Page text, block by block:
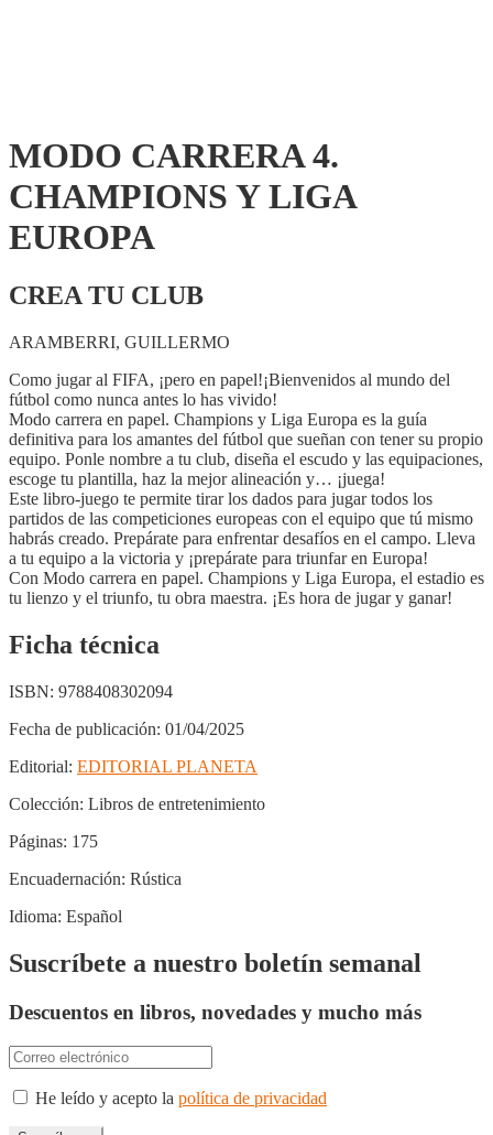
MODO CARRERA 4.
CHAMPIONS Y LIGA
EUROPA
CREA TU CLUB
ARAMBERRI, GUILLERMO
Como jugar al FIFA, ¡pero en papel!¡Bienvenidos al mundo del
fútbol como nunca antes lo has vivido!
Modo carrera en papel. Champions y Liga Europa es la guía
definitiva para los amantes del fútbol que sueñan con tener su propio
equipo. Ponle nombre a tu club, diseña el escudo y las equipaciones,
escoge tu plantilla, haz la mejor alineación y… ¡juega!
Este libro-juego te permite tirar los dados para jugar todos los
partidos de las competiciones europeas con el equipo que tú mismo
habrás creado. Prepárate para enfrentar desafíos en el campo. Lleva
a tu equipo a la victoria y ¡prepárate para triunfar en Europa!
Con Modo carrera en papel. Champions y Liga Europa, el estadio es
tu lienzo y el triunfo, tu obra maestra. ¡Es hora de jugar y ganar!
Ficha técnica
ISBN: 9788408302094
Fecha de publicación: 01/04/2025
Editorial: EDITORIAL PLANETA
Colección: Libros de entretenimiento
Páginas: 175
Encuadernación: Rústica
Idioma: Español
Suscríbete a nuestro boletín semanal
Descuentos en libros, novedades y mucho más
He leído y acepto la política de privacidad